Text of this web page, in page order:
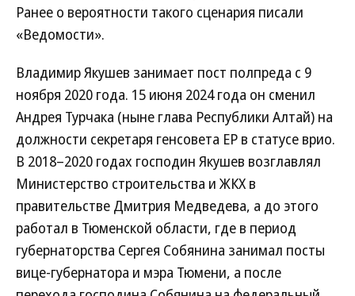
Ранее о вероятности такого сценария писали
«Ведомости».
Владимир Якушев занимает пост полпреда с 9
ноября 2020 года. 15 июня 2024 года он сменил
Андрея Турчака (ныне глава Республики Алтай) на
должности секретаря генсовета ЕР в статусе врио.
В 2018–2020 годах господин Якушев возглавлял
Министерство строительства и ЖКХ в
правительстве Дмитрия Медведева, а до этого
работал в Тюменской области, где в период
губернаторства Сергея Собянина занимал посты
вице-губернатора и мэра Тюмени, а после